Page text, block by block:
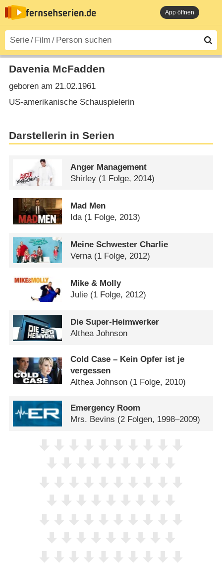
App öffnen
Davenia McFadden
geboren am 21.02.1961
US-amerikanische Schauspielerin
Darstellerin in Serien
Anger Management
Shirley (1 Folge, 2014)
Mad Men
Ida (1 Folge, 2013)
Meine Schwester Charlie
Verna (1 Folge, 2012)
Mike & Molly
Julie (1 Folge, 2012)
Die Super-Heimwerker
Althea Johnson
Cold Case – Kein Opfer ist je
vergessen
Althea Johnson (1 Folge, 2010)
Emergency Room
Mrs. Bevins (2 Folgen, 1998–2009)